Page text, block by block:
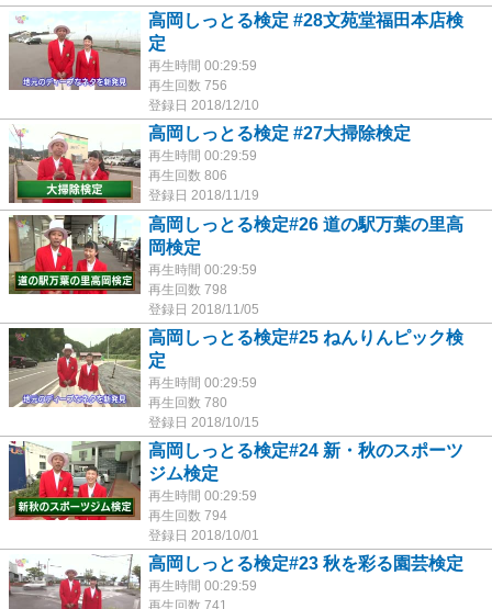
高岡しっとる検定 #28文苑堂福田本店検
定
再生時間 00:29:59
再生回数 756
登録日 2018/12/10
高岡しっとる検定 #27大掃除検定
再生時間 00:29:59
再生回数 806
登録日 2018/11/19
高岡しっとる検定#26 道の駅万葉の里高
岡検定
再生時間 00:29:59
再生回数 798
登録日 2018/11/05
高岡しっとる検定#25 ねんりんピック検
定
再生時間 00:29:59
再生回数 780
登録日 2018/10/15
高岡しっとる検定#24 新・秋のスポーツ
ジム検定
再生時間 00:29:59
再生回数 794
登録日 2018/10/01
高岡しっとる検定#23 秋を彩る園芸検定
再生時間 00:29:59
再生回数 741